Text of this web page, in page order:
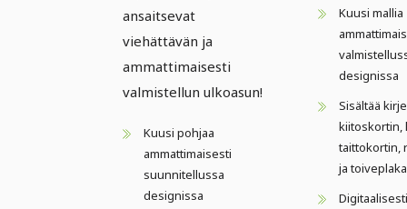
ansaitsevat
viehättävän ja
ammattimaisesti
valmistellun ulkoasun!
Kuusi pohjaa
ammattimaisesti
suunnitellussa
designissa
Kuusi mallia
designissa
Sisältää
kiitoskortin,
taittokortin,
ja